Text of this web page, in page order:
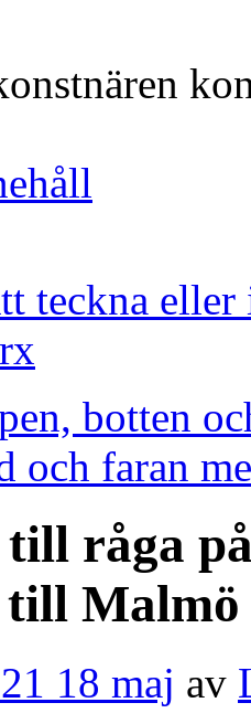
teckna eller
botten
och faran
till råga
till Malmö
18 maj av